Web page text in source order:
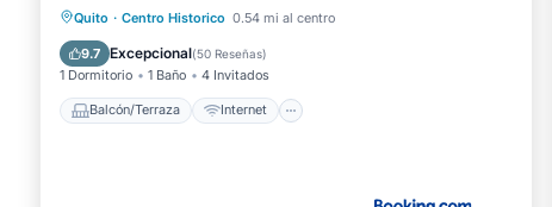
Quito · Centro Historico 0.54 mi al centro
9.7 Excepcional(50 Reseñas)
1 Dormitorio 1 Baño 4 Invitados
Balcón/Terraza Internet
Balcón/Terraza
Internet
Se admiten mascotas